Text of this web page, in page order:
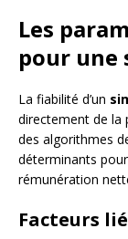
Les
pour une
La fiabilité d’un
directement de la
des algorithmes
déterminants
rémunération
Facteurs